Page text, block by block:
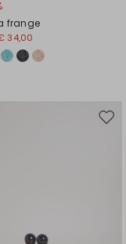
frange
34,00